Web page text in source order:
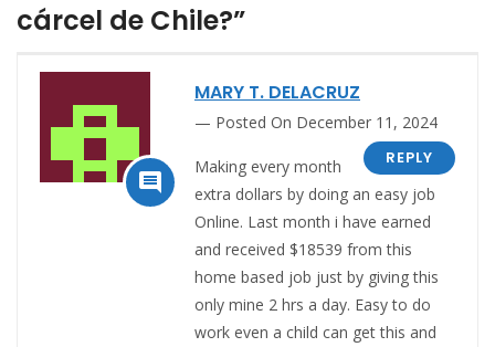
cárcel de Chile?”

MARY T. DELACRUZ
Posted On December 11, 2024
REPLY
Making every month
extra dollars by doing an easy job
Online. Last month i have earned
and received $18539 from this
home based job just by giving this
only mine 2 hrs a day. Easy to do
work even a child can get this and